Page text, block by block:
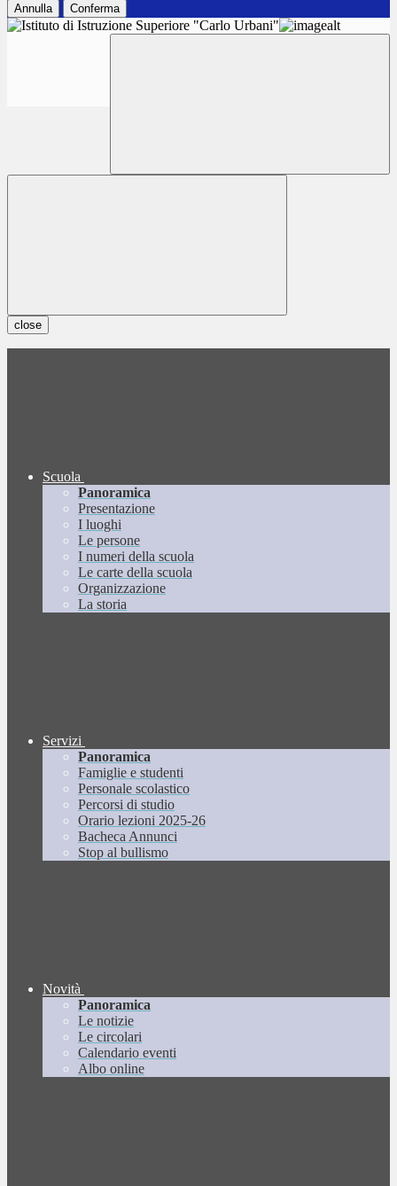
Annulla Conferma
close
Scuola
Panoramica
Presentazione
I luoghi
Le persone
I numeri della scuola
Le carte della scuola
Organizzazione
La storia
Servizi
Panoramica
Famiglie e studenti
Personale scolastico
Percorsi di studio
Orario lezioni 2025-26
Bacheca Annunci
Stop al bullismo
Novità
Panoramica
Le notizie
Le circolari
Calendario eventi
Albo online